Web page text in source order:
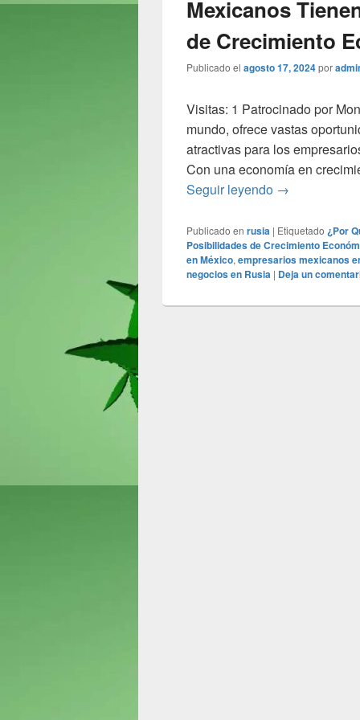
Mexicanos
de Crecimiento
Publicado el agosto 17, 2024por
Visitas: 1 Patrocinado por
mundo, ofrece vastas
atractivas para los
Con una economía en
Seguir leyendo ¿Por Qué los
→
Publicado en rusia | Etiquetado ¿Por
Posibilidades de Crecimiento
en México, empresarios mexicanos
negocios en Rusia | Deja un